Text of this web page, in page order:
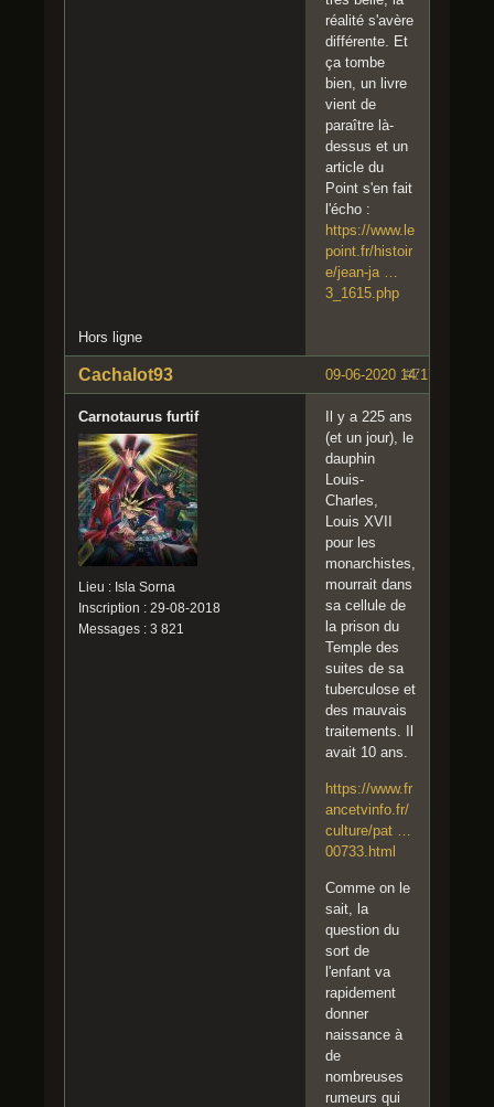
réalité s'avère
différente. Et
ça tombe
bien, un livre
vient de
paraître là-
dessus et un
article du
Point s'en fait
l'écho :
https://www.le
point.fr/histoir
e/jean-ja …
3_1615.php
Hors ligne
#7
09-06-2020 14:17:50
Cachalot93
Carnotaurus furtif
Lieu : Isla Sorna
Inscription : 29-08-2018
Messages : 3 821
Il y a 225 ans
(et un jour), le
dauphin
Louis-
Charles,
Louis XVII
pour les
monarchistes,
mourrait dans
sa cellule de
la prison du
Temple des
suites de sa
tuberculose et
des mauvais
traitements. Il
avait 10 ans.
https://www.fr
ancetvinfo.fr/
culture/pat …
00733.html
Comme on le
sait, la
question du
sort de
l'enfant va
rapidement
donner
naissance à
de
nombreuses
rumeurs qui